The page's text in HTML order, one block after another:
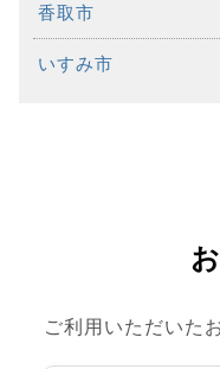
香取市
いすみ市
ご利用いただいた